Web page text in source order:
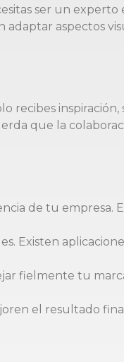
ser un
aspectos
recibes
que la
de tu empresa.
Existen
fielmente tu
el resultado